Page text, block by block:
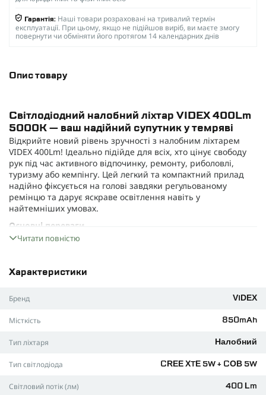
Гарантія: Наші товари розраховані на тривалий термін
експлуатації. При цьому, якщо не підійшов виріб, ви маєте змогу
повернути чи обміняти його протягом 14 календарних днів
Опис товару
Світлодіодний налобний ліхтар VIDEX 400Lm
5000K — ваш надійний супутник у темряві
Відкрийте новий рівень зручності з налобним ліхтарем
VIDEX 400Lm! Ідеально підійде для всіх, хто цінує свободу
рук під час активного відпочинку, ремонту, риболовлі,
туризму або кемпінгу. Цей легкий та компактний прилад
надійно фіксується на голові завдяки регульованому
ремінцю та дарує яскраве освітлення навіть у
найтемніших умовах.
Основні переваги
Міцний корпус із поворотною головкою дозволяє легко
Потужний світлодіод забезпечує інтенсивний потік світла
Вибір режимів: основне яскраве або приглушене світло,
миготіння, червоний сигнал і комбінації для різних
Зручне керування за допомогою двох кнопок: швидко
довгим натисканням.
Технічні характеристики
Читати повністю
Характеристики
Бренд VIDEX
Місткість 850mAh
Тип ліхтаря Налобний
Тип світлодіода CREE XTE 5W + COB 5W
Світловий потік (лм) 400 Lm